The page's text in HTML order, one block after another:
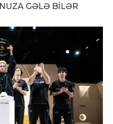
GƏLƏ BILƏR